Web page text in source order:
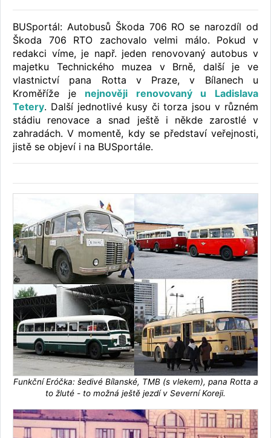
BUSportál: Autobusů Škoda 706 RO se narozdíl od
Škoda 706 RTO zachovalo velmi málo. Pokud v
redakci víme, je např. jeden renovovaný autobus v
majetku Technického muzea v Brně, další je ve
vlastnictví pana Rotta v Praze, v Bílanech u
Kroměříže je nejnověji renovovaný u Ladislava
Tetery. Další jednotlivé kusy či torza jsou v různém
stádiu renovace a snad ještě i někde zarostlé v
zahradách. V momentě, kdy se představí veřejnosti,
jistě se objeví i na BUSportále.
Funkční Eróčka: šedivé Bílanské, TMB (s vlekem), pana Rotta a
to žluté - to možná ještě jezdí v Severní Koreji.